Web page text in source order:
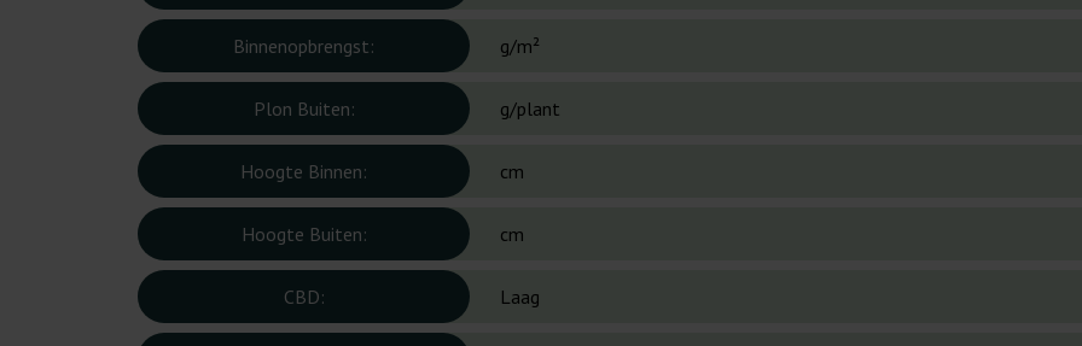
Binnenopbrengst: g/m²
Plon Buiten: g/plant
Hoogte Binnen: cm
Hoogte Buiten: cm
CBD: Laag